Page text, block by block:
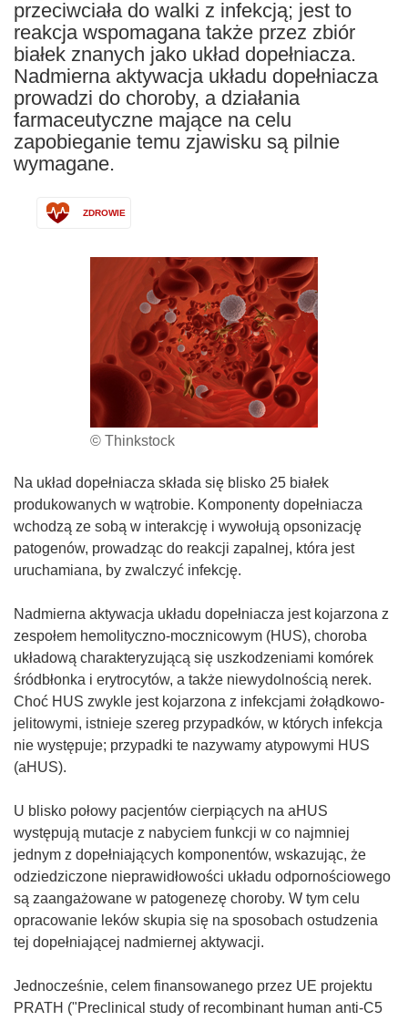
przeciwciała do walki z infekcją; jest to
reakcja wspomagana także przez zbiór
białek znanych jako układ dopełniacza.
Nadmierna aktywacja układu dopełniacza
prowadzi do choroby, a działania
farmaceutyczne mające na celu
zapobieganie temu zjawisku są pilnie
wymagane.
ZDROWIE
© Thinkstock
Na układ dopełniacza składa się blisko 25 białek
produkowanych w wątrobie. Komponenty dopełniacza
wchodzą ze sobą w interakcję i wywołują opsonizację
patogenów, prowadząc do reakcji zapalnej, która jest
uruchamiana, by zwalczyć infekcję.
Nadmierna aktywacja układu dopełniacza jest kojarzona z
zespołem hemolityczno-mocznicowym (HUS), choroba
układową charakteryzującą się uszkodzeniami komórek
śródbłonka i erytrocytów, a także niewydolnością nerek.
Choć HUS zwykle jest kojarzona z infekcjami żołądkowo-
jelitowymi, istnieje szereg przypadków, w których infekcja
nie występuje; przypadki te nazywamy atypowymi HUS
(aHUS).
U blisko połowy pacjentów cierpiących na aHUS
występują mutacje z nabyciem funkcji w co najmniej
jednym z dopełniających komponentów, wskazując, że
odziedziczone nieprawidłowości układu odpornościowego
są zaangażowane w patogenezę choroby. W tym celu
opracowanie leków skupia się na sposobach ostudzenia
tej dopełniającej nadmiernej aktywacji.
Jednocześnie, celem finansowanego przez UE projektu
PRATH ("Preclinical study of recombinant human anti-C5